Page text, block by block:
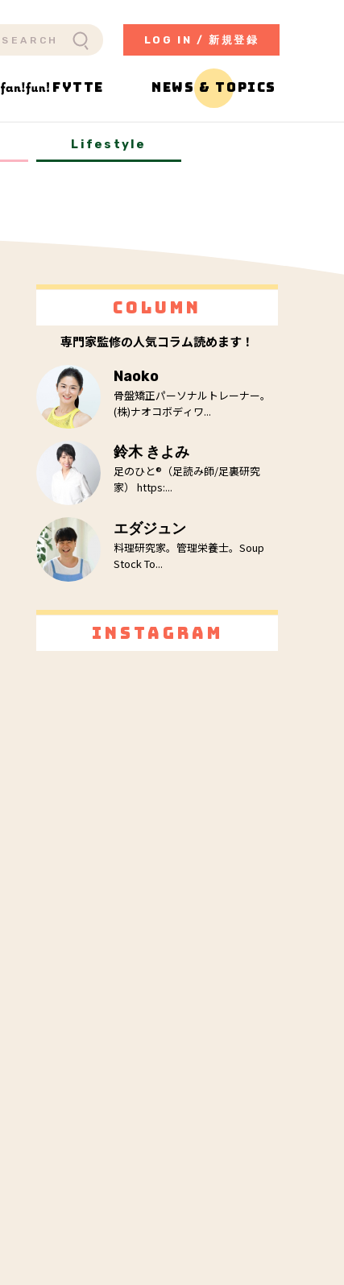
LOG IN / 新規登録
FYTTE NEWS & TOPICS
Lifestyle
Column
専門家監修の人気コラム読めます！
Naoko
骨盤矯正パーソナルトレーナー。
(株)ナオコボディワ...
鈴木 きよみ
足のひと®（足読み師/足裏研究
家） https:...
エダジュン
料理研究家。管理栄養士。Soup
Stock To...
Instagram